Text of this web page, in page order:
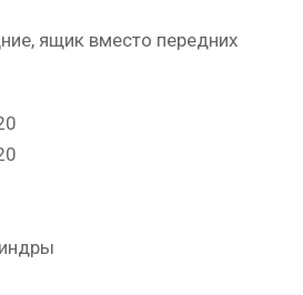
ящик вместо передних